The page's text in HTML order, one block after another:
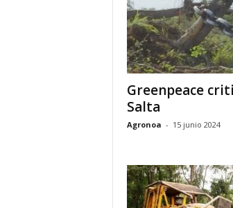
Greenpeace
Salta
Agronoa - 15 junio 2024